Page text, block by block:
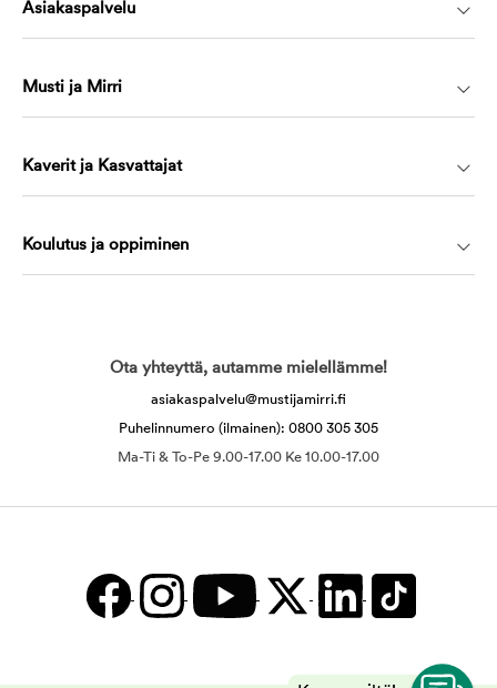
Asiakaspalvelu
Musti ja Mirri
Kaverit ja Kasvattajat
Koulutus ja oppiminen
Ota yhteyttä, autamme mielellämme!
asiakaspalvelu@mustijamirri.fi
Puhelinnumero (ilmainen): 0800 305 305
Ma-Ti & To-Pe 9.00-17.00 Ke 10.00-17.00